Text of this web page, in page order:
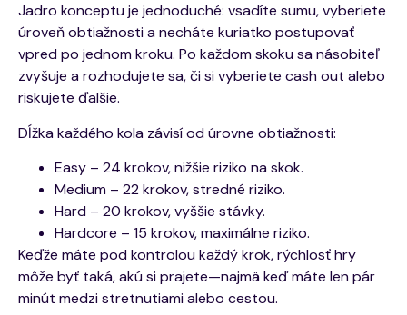
Jadro konceptu je jednoduché: vsadíte sumu, vyberiete
úroveň obtiažnosti a necháte kuriatko postupovať
vpred po jednom kroku. Po každom skoku sa násobiteľ
zvyšuje a rozhodujete sa, či si vyberiete cash out alebo
riskujete ďalšie.
Dĺžka každého kola závisí od úrovne obtiažnosti:
Easy – 24 krokov, nižšie riziko na skok.
Medium – 22 krokov, stredné riziko.
Hard – 20 krokov, vyššie stávky.
Hardcore – 15 krokov, maximálne riziko.
Keďže máte pod kontrolou každý krok, rýchlosť hry
môže byť taká, akú si prajete—najmä keď máte len pár
minút medzi stretnutiami alebo cestou.